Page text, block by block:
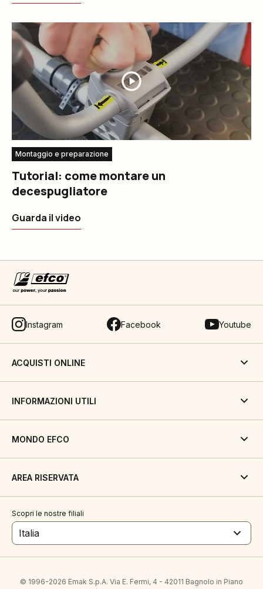
Montaggio e preparazione
Tutorial: come montare un
decespugliatore
Guarda il video
Instagram Facebook Youtube
ACQUISTI ONLINE
INFORMAZIONI UTILI
MONDO EFCO
AREA RISERVATA
Scopri le nostre filiali
Italia
© 1996-2026 Emak S.p.A. Via E. Fermi, 4 - 42011 Bagnolo in Piano